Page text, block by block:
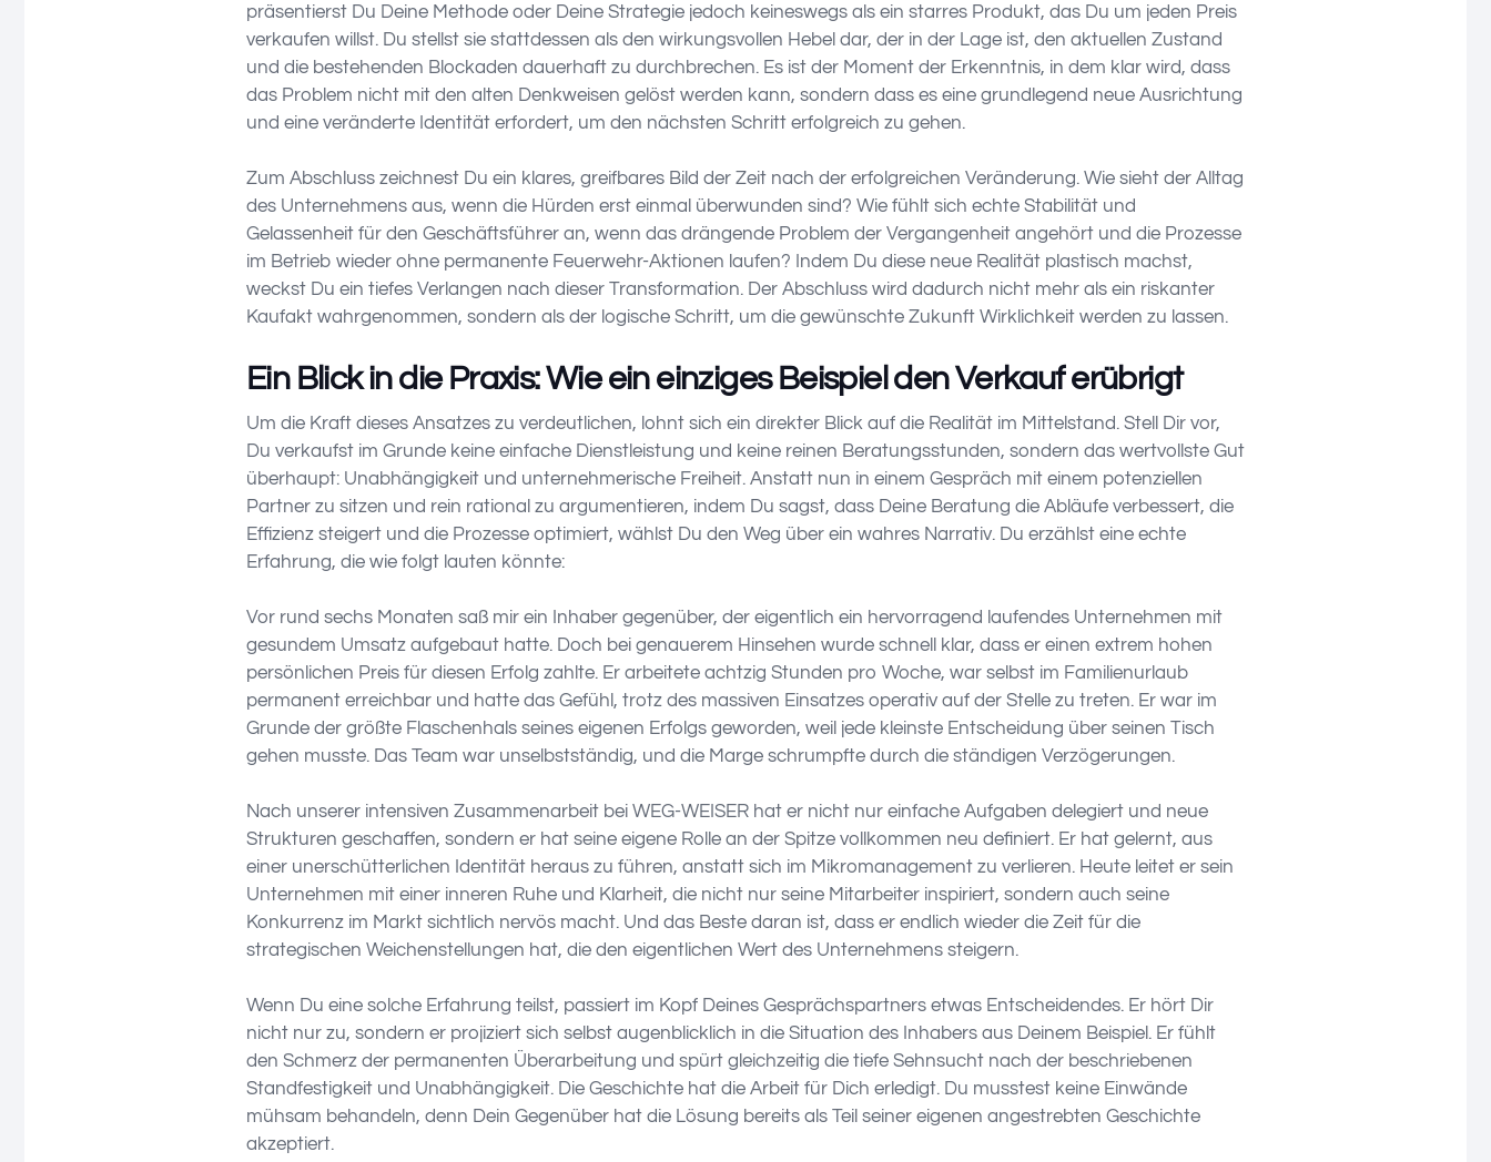
präsentierst Du Deine Methode oder Deine Strategie jedoch keineswegs als ein starres Produkt, das Du um jeden Preis
verkaufen willst. Du stellst sie stattdessen als den wirkungsvollen Hebel dar, der in der Lage ist, den aktuellen Zustand
und die bestehenden Blockaden dauerhaft zu durchbrechen. Es ist der Moment der Erkenntnis, in dem klar wird, dass
das Problem nicht mit den alten Denkweisen gelöst werden kann, sondern dass es eine grundlegend neue Ausrichtung
und eine veränderte Identität erfordert, um den nächsten Schritt erfolgreich zu gehen.
Zum Abschluss zeichnest Du ein klares, greifbares Bild der Zeit nach der erfolgreichen Veränderung. Wie sieht der Alltag
des Unternehmens aus, wenn die Hürden erst einmal überwunden sind? Wie fühlt sich echte Stabilität und
Gelassenheit für den Geschäftsführer an, wenn das drängende Problem der Vergangenheit angehört und die Prozesse
im Betrieb wieder ohne permanente Feuerwehr-Aktionen laufen? Indem Du diese neue Realität plastisch machst,
weckst Du ein tiefes Verlangen nach dieser Transformation. Der Abschluss wird dadurch nicht mehr als ein riskanter
Kaufakt wahrgenommen, sondern als der logische Schritt, um die gewünschte Zukunft Wirklichkeit werden zu lassen.
Ein Blick in die Praxis: Wie ein einziges Beispiel den Verkauf erübrigt
Um die Kraft dieses Ansatzes zu verdeutlichen, lohnt sich ein direkter Blick auf die Realität im Mittelstand. Stell Dir vor,
Du verkaufst im Grunde keine einfache Dienstleistung und keine reinen Beratungsstunden, sondern das wertvollste Gut
überhaupt: Unabhängigkeit und unternehmerische Freiheit. Anstatt nun in einem Gespräch mit einem potenziellen
Partner zu sitzen und rein rational zu argumentieren, indem Du sagst, dass Deine Beratung die Abläufe verbessert, die
Effizienz steigert und die Prozesse optimiert, wählst Du den Weg über ein wahres Narrativ. Du erzählst eine echte
Erfahrung, die wie folgt lauten könnte:
Vor rund sechs Monaten saß mir ein Inhaber gegenüber, der eigentlich ein hervorragend laufendes Unternehmen mit
gesundem Umsatz aufgebaut hatte. Doch bei genauerem Hinsehen wurde schnell klar, dass er einen extrem hohen
persönlichen Preis für diesen Erfolg zahlte. Er arbeitete achtzig Stunden pro Woche, war selbst im Familienurlaub
permanent erreichbar und hatte das Gefühl, trotz des massiven Einsatzes operativ auf der Stelle zu treten. Er war im
Grunde der größte Flaschenhals seines eigenen Erfolgs geworden, weil jede kleinste Entscheidung über seinen Tisch
gehen musste. Das Team war unselbstständig, und die Marge schrumpfte durch die ständigen Verzögerungen.
Nach unserer intensiven Zusammenarbeit bei WEG-WEISER hat er nicht nur einfache Aufgaben delegiert und neue
Strukturen geschaffen, sondern er hat seine eigene Rolle an der Spitze vollkommen neu definiert. Er hat gelernt, aus
einer unerschütterlichen Identität heraus zu führen, anstatt sich im Mikromanagement zu verlieren. Heute leitet er sein
Unternehmen mit einer inneren Ruhe und Klarheit, die nicht nur seine Mitarbeiter inspiriert, sondern auch seine
Konkurrenz im Markt sichtlich nervös macht. Und das Beste daran ist, dass er endlich wieder die Zeit für die
strategischen Weichenstellungen hat, die den eigentlichen Wert des Unternehmens steigern.
Wenn Du eine solche Erfahrung teilst, passiert im Kopf Deines Gesprächspartners etwas Entscheidendes. Er hört Dir
nicht nur zu, sondern er projiziert sich selbst augenblicklich in die Situation des Inhabers aus Deinem Beispiel. Er fühlt
den Schmerz der permanenten Überarbeitung und spürt gleichzeitig die tiefe Sehnsucht nach der beschriebenen
Standfestigkeit und Unabhängigkeit. Die Geschichte hat die Arbeit für Dich erledigt. Du musstest keine Einwände
mühsam behandeln, denn Dein Gegenüber hat die Lösung bereits als Teil seiner eigenen angestrebten Geschichte
akzeptiert.